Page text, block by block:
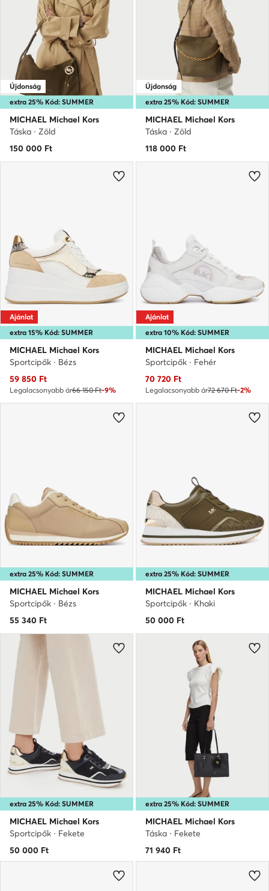
extra 25% Kód: SUMMER
Újdonság
MICHAEL Michael Kors
Táska · Zöld
150 000 Ft
extra 25% Kód: SUMMER
Újdonság
MICHAEL Michael Kors
Táska · Zöld
118 000 Ft
extra 15% Kód: SUMMER
Ajánlat
MICHAEL Michael Kors
Sportcipők · Bézs
Aktuális ár
59 850 Ft
Legalacsonyabb ár66 150 Ft-9%
extra 10% Kód: SUMMER
Ajánlat
MICHAEL Michael Kors
Sportcipők · Fehér
Aktuális ár
70 720 Ft
Legalacsonyabb ár72 670 Ft-2%
extra 25% Kód: SUMMER
MICHAEL Michael Kors
Sportcipők · Bézs
55 340 Ft
extra 25% Kód: SUMMER
MICHAEL Michael Kors
Sportcipők · Khaki
50 000 Ft
extra 25% Kód: SUMMER
MICHAEL Michael Kors
Sportcipők · Fekete
50 000 Ft
extra 25% Kód: SUMMER
MICHAEL Michael Kors
Táska · Fekete
71 940 Ft